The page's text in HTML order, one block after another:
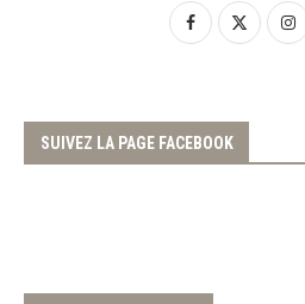
SUIVEZ LA PAGE FACEBOOK